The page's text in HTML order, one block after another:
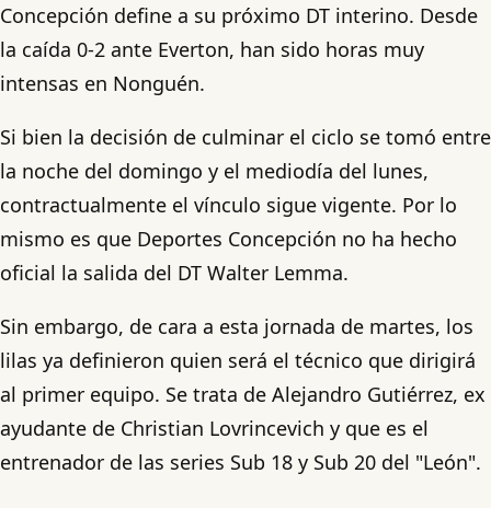
Concepción define a su próximo DT interino. Desde
la caída 0-2 ante Everton, han sido horas muy
intensas en Nonguén.
Si bien la decisión de culminar el ciclo se tomó entre
la noche del domingo y el mediodía del lunes,
contractualmente el vínculo sigue vigente. Por lo
mismo es que Deportes Concepción no ha hecho
oficial la salida del DT Walter Lemma.
Sin embargo, de cara a esta jornada de martes, los
lilas ya definieron quien será el técnico que dirigirá
al primer equipo. Se trata de Alejandro Gutiérrez, ex
ayudante de Christian Lovrincevich y que es el
entrenador de las series Sub 18 y Sub 20 del "León".